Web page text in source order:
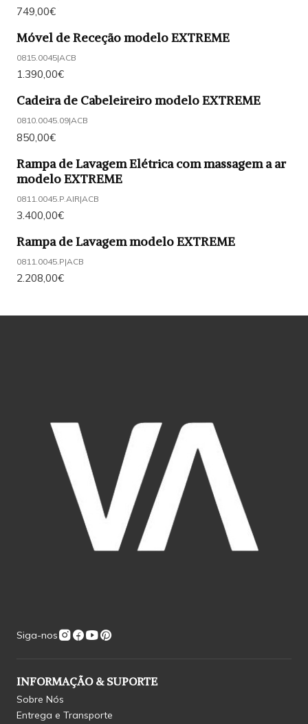
749,00€
Móvel de Receção modelo EXTREME
0815.0045|ACB
1.390,00€
Cadeira de Cabeleireiro modelo EXTREME
0810.0045.09|ACB
850,00€
Rampa de Lavagem Elétrica com massagem a ar
modelo EXTREME
0811.0045.P.AIR|ACB
3.400,00€
Rampa de Lavagem modelo EXTREME
0811.0045.P|ACB
2.208,00€
Siga-nos
INFORMAÇÃO & SUPORTE
Sobre Nós
Entrega e Transporte